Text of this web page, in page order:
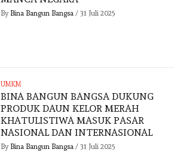
By Bina Bangun Bangsa / 31 Juli 2025
UMKM
BINA BANGUN BANGSA DUKUNG
PRODUK DAUN KELOR MERAH
KHATULISTIWA MASUK PASAR
NASIONAL DAN INTERNASIONAL
By Bina Bangun Bangsa / 31 Juli 2025